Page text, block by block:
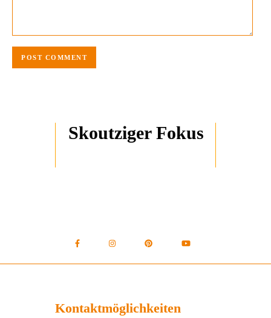
Skoutziger Fokus
Kontaktmöglichkeiten